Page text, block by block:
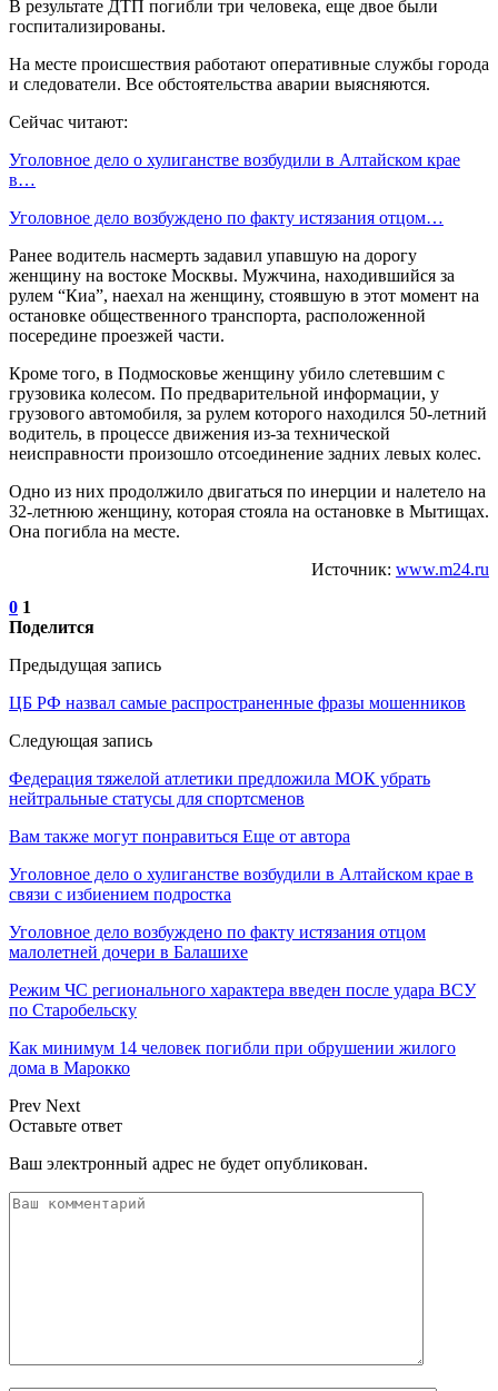
В результате ДТП погибли три человека, еще двое были
госпитализированы.
На месте происшествия работают оперативные службы города
и следователи. Все обстоятельства аварии выясняются.
Сейчас читают:
Уголовное дело о хулиганстве возбудили в Алтайском крае
в…
Уголовное дело возбуждено по факту истязания отцом…
Ранее водитель насмерть задавил упавшую на дорогу
женщину на востоке Москвы. Мужчина, находившийся за
рулем “Киа”, наехал на женщину, стоявшую в этот момент на
остановке общественного транспорта, расположенной
посередине проезжей части.
Кроме того, в Подмосковье женщину убило слетевшим с
грузовика колесом. По предварительной информации, у
грузового автомобиля, за рулем которого находился 50-летний
водитель, в процессе движения из-за технической
неисправности произошло отсоединение задних левых колес.
Одно из них продолжило двигаться по инерции и налетело на
32-летнюю женщину, которая стояла на остановке в Мытищах.
Она погибла на месте.
Источник: www.m24.ru
0 1
Поделится
Предыдущая запись
ЦБ РФ назвал самые распространенные фразы мошенников
Следующая запись
Федерация тяжелой атлетики предложила МОК убрать
нейтральные статусы для спортсменов
Вам также могут понравиться Еще от автора
Уголовное дело о хулиганстве возбудили в Алтайском крае в
связи с избиением подростка
Уголовное дело возбуждено по факту истязания отцом
малолетней дочери в Балашихе
Режим ЧС регионального характера введен после удара ВСУ
по Старобельску
Как минимум 14 человек погибли при обрушении жилого
дома в Марокко
Prev Next
Оставьте ответ
Ваш электронный адрес не будет опубликован.